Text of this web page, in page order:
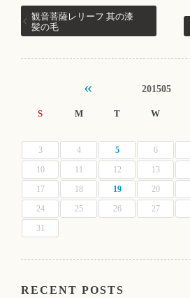
観音菩薩レリーフ 其の漆
髪の毛
201505
S M T W
3
4 5 6
10
11 12 13
17
18 19 20
24
25 26 27
31
«
RECENT POSTS